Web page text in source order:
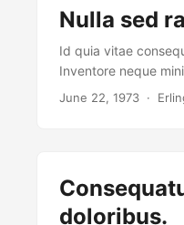
Nulla sed
Id quia vitae
Inventore neque
June 22, 1973 ·
doloribus.